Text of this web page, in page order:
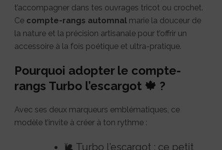
t’accompagner dans tes ouvrages tricot ou crochet.
Ce compte-rangs automnal marie la douceur de
la nature et la précision artisanale pour t’offrir un
accessoire à la fois poétique et ultra-pratique.
Pourquoi adopter le compte-
rangs Turbo l’escargot 🍁 ?
Avec ses deux marqueurs emblématiques, ce
modèle t’invite à créer à ton rythme :
🐌 Turbo l’escargot : ce petit